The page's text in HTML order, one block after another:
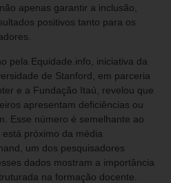
apenas garantir a inclusão,
positivos tanto para os
pela Equidade.info, iniciativa da
de Stanford, em parceria
e a Fundação Itaú, revelou que
apresentam deficiências ou
Esse número é semelhante ao
próximo da média
um dos pesquisadores
dados mostram a importância
na formação docente.